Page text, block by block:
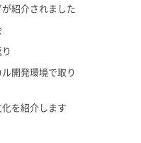
紹介されました
開発環境で取り
を紹介します